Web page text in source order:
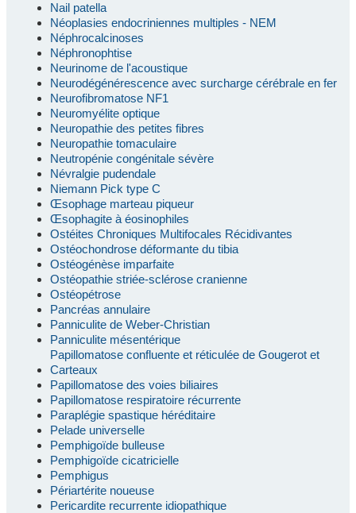
Nail patella
Néoplasies endocriniennes multiples - NEM
Néphrocalcinoses
Néphronophtise
Neurinome de l'acoustique
Neurodégénérescence avec surcharge cérébrale en fer
Neurofibromatose NF1
Neuromyélite optique
Neuropathie des petites fibres
Neuropathie tomaculaire
Neutropénie congénitale sévère
Névralgie pudendale
Niemann Pick type C
Œsophage marteau piqueur
Œsophagite à éosinophiles
Ostéites Chroniques Multifocales Récidivantes
Ostéochondrose déformante du tibia
Ostéogénèse imparfaite
Ostéopathie striée-sclérose cranienne
Ostéopétrose
Pancréas annulaire
Panniculite de Weber-Christian
Panniculite mésentérique
Papillomatose confluente et réticulée de Gougerot et
Carteaux
Papillomatose des voies biliaires
Papillomatose respiratoire récurrente
Paraplégie spastique héréditaire
Pelade universelle
Pemphigoïde bulleuse
Pemphigoïde cicatricielle
Pemphigus
Périartérite noueuse
Pericardite recurrente idiopathique